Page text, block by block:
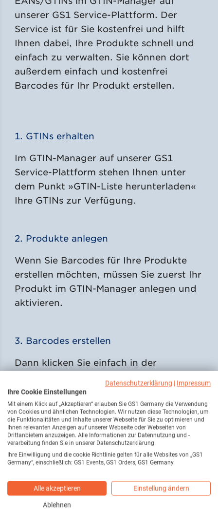
unserer GS1 Service-Plattform. Der
Service ist für Sie kostenfrei und hilft
Ihnen dabei, Ihre Produkte schnell und
einfach zu verwalten. Sie können dort
außerdem einfach und kostenfrei
Barcodes für Ihr Produkt erstellen.
1. GTINs erhalten
Im GTIN-Manager auf unserer GS1
Service-Plattform stehen Ihnen unter
dem Punkt »GTIN-Liste herunterladen«
Ihre GTINs zur Verfügung.
2. Produkte anlegen
Wenn Sie Barcodes für Ihre Produkte
erstellen möchten, müssen Sie zuerst Ihr
Produkt im GTIN-Manager anlegen und
aktivieren.
3. Barcodes erstellen
Dann klicken Sie einfach in der
wählen »Barcode erstellen« aus.
4. Barcodes herunterladen
Den Barcode können Sie anschließend
als Grafikdatei herunterladen und z.B.
auf Ihrer Produktverpackung
integrieren.
Datenschutzerklärung | Impressum
Ihre Cookie Einstellungen
Mit einem Klick auf „Akzeptieren“ erlauben Sie GS1 Germany die Verwendung
von Cookies und ähnlichen Technologien. Wir nutzen diese Technologien, um
die Funktionalitäten und Inhalte unserer Webseite für Sie zu optimieren und
Ihnen relevanten Anzeigen auf unserer Webseite oder Webseiten von
Drittanbietern anzuzeigen. Alle Informationen zur Datennutzung und -
verarbeitung finden Sie in unserer Datenschutzerklärung.
Ihre Einwilligung und die cookie Richtlinie gelten für alle Websites von „GS1
Germany“, einschließlich: GS1 Events, GS1 Orders, GS1 Germany.
Alle akzeptieren Einstellung ändern
Ablehnen